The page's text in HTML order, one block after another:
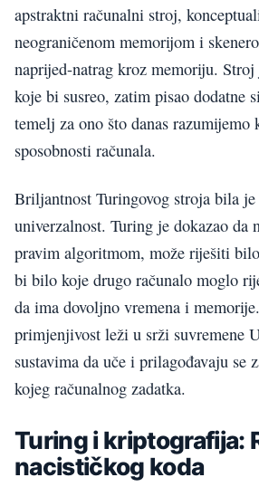
apstraktni računalni stroj,
neograničenom memorijom i
naprijed-natrag kroz memoriju.
koje bi susreo, zatim pisao dodatne
temelj za ono što danas razumijemo
sposobnosti računala.
Briljantnost Turingovog stroja bila je
univerzalnost. Turing je dokazao da
pravim algoritmom, može riješiti
bi bilo koje drugo računalo moglo
da ima dovoljno vremena i
primjenjivost leži u srži suvremene
sustavima da uče i prilagođavaju se
kojeg računalnog zadatka.
Turing i kriptografija:
nacističkog koda